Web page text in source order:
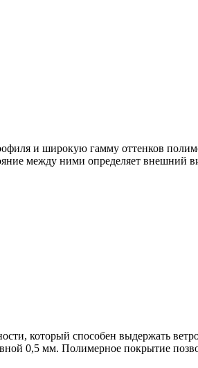
и широкую гамму оттенков
между ними определяет внешний
который способен выдержать
0,5 мм. Полимерное покрытие